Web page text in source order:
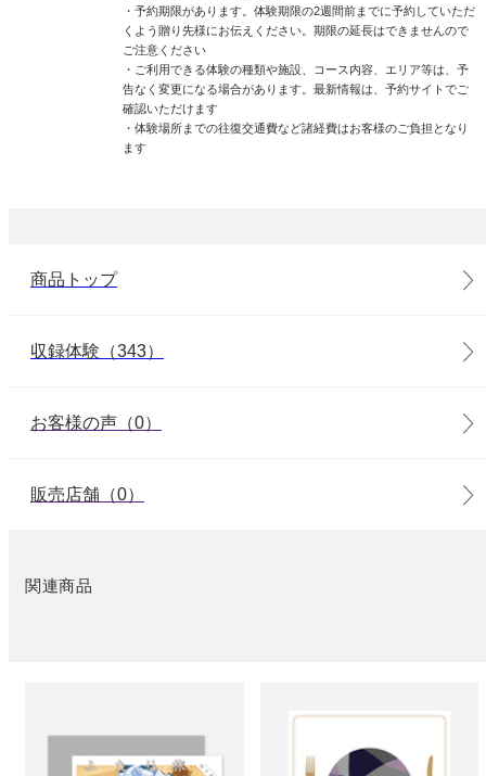
・予約期限があります。体験期限の2週間前までに予約していただ
くよう贈り先様にお伝えください。期限の延長はできませんので
ご注意ください
・ご利用できる体験の種類や施設、コース内容、エリア等は、予
告なく変更になる場合があります。最新情報は、予約サイトでご
確認いただけます
・体験場所までの往復交通費など諸経費はお客様のご負担となり
ます
商品トップ
収録体験（343）
お客様の声（0）
販売店舗（0）
関連商品